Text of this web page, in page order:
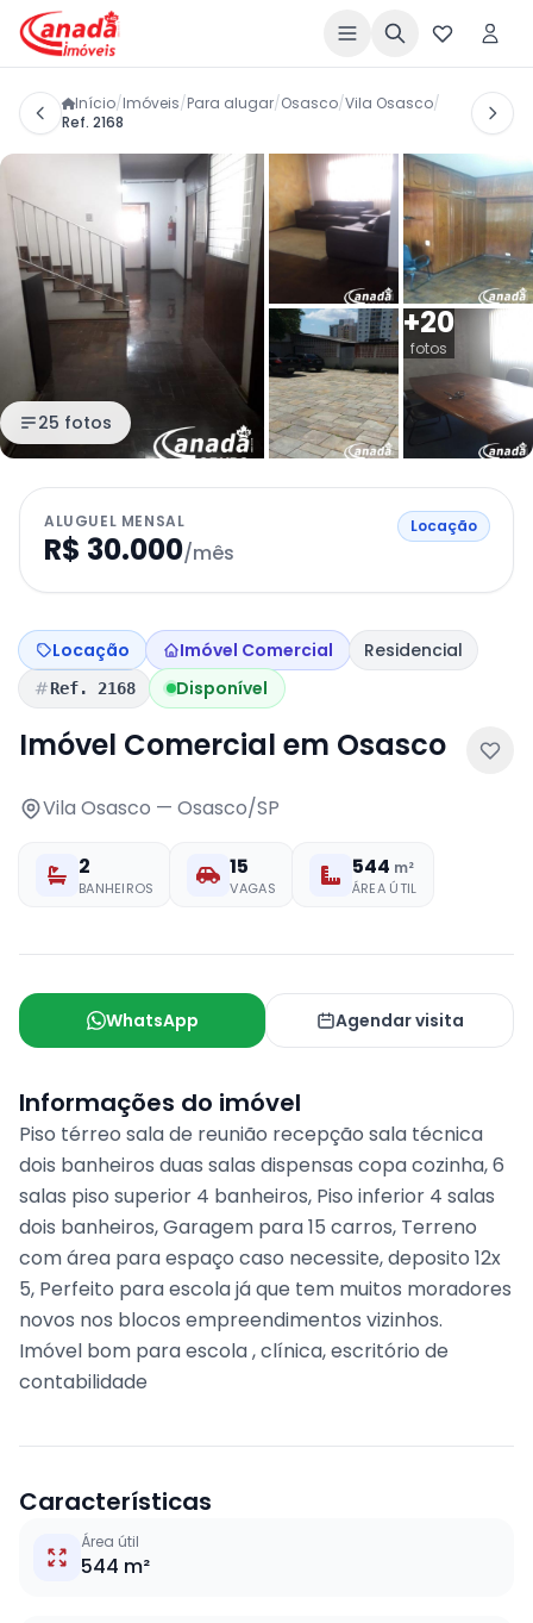
Início/Imóveis/Para alugar/Osasco/Vila Osasco/
Ref. 2168
+20
fotos
25 fotos
ALUGUEL MENSAL
R$ 30.000/mês
Locação
Locação Imóvel Comercial Residencial
Ref. 2168 Disponível
Imóvel Comercial em Osasco
Vila Osasco — Osasco/SP
2
BANHEIROS
15
VAGAS
544 m²
ÁREA ÚTIL
WhatsApp Agendar visita
Informações do imóvel
Piso térreo sala de reunião recepção sala técnica
dois banheiros duas salas dispensas copa cozinha, 6
salas piso superior 4 banheiros, Piso inferior 4 salas
dois banheiros, Garagem para 15 carros, Terreno
com área para espaço caso necessite, deposito 12x
5, Perfeito para escola já que tem muitos moradores
novos nos blocos empreendimentos vizinhos.
Imóvel bom para escola , clínica, escritório de
contabilidade
Características
Área útil
544 m²